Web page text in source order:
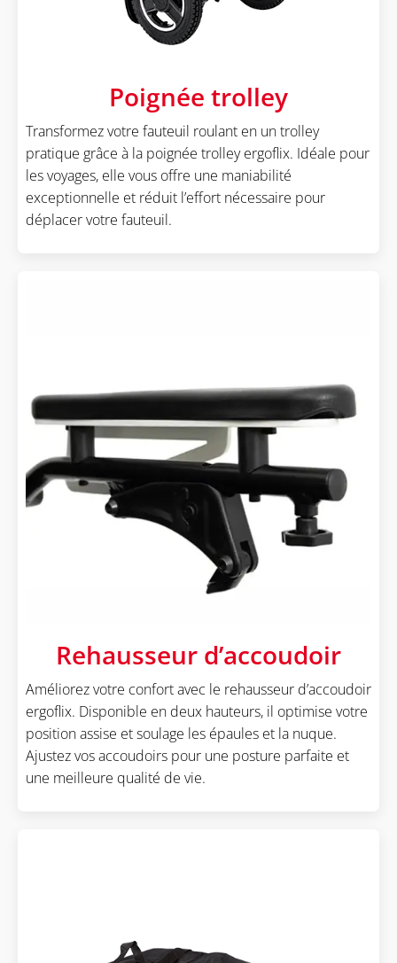
Poignée trolley
Transformez votre fauteuil roulant en un trolley
pratique grâce à la poignée trolley ergoflix. Idéale pour
les voyages, elle vous offre une maniabilité
exceptionnelle et réduit l’effort nécessaire pour
déplacer votre fauteuil.
Rehausseur d’accoudoir
Améliorez votre confort avec le rehausseur d’accoudoir
ergoflix. Disponible en deux hauteurs, il optimise votre
position assise et soulage les épaules et la nuque.
Ajustez vos accoudoirs pour une posture parfaite et
une meilleure qualité de vie.